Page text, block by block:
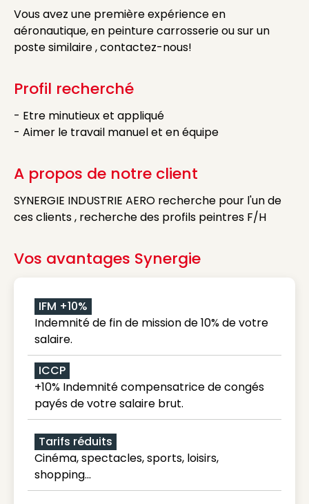
Vous avez une première expérience en
aéronautique, en peinture carrosserie ou sur un
poste similaire , contactez-nous!
Profil recherché
- Etre minutieux et appliqué
- Aimer le travail manuel et en équipe
A propos de notre client
SYNERGIE INDUSTRIE AERO recherche pour l'un de
ces clients , recherche des profils peintres F/H
Vos avantages Synergie
IFM +10%
Indemnité de fin de mission de 10% de votre
salaire.
ICCP
+10% Indemnité compensatrice de congés
payés de votre salaire brut.
Tarifs réduits
Cinéma, spectacles, sports, loisirs,
shopping...